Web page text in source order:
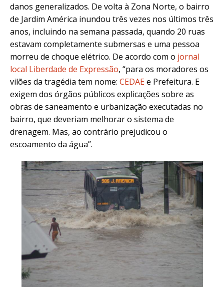
danos generalizados. De volta à Zona Norte, o bairro
de Jardim América inundou três vezes nos últimos três
anos, incluindo na semana passada, quando 20 ruas
estavam completamente submersas e uma pessoa
morreu de choque elétrico. De acordo com o jornal
local Liberdade de Expressão, “para os moradores os
vilões da tragédia tem nome: CEDAEe Prefeitura. E
exigem dos órgãos públicos explicações sobre as
obras de saneamento e urbanização executadas no
bairro, que deveriam melhorar o sistema de
drenagem. Mas, ao contrário prejudicou o
escoamento da água”.